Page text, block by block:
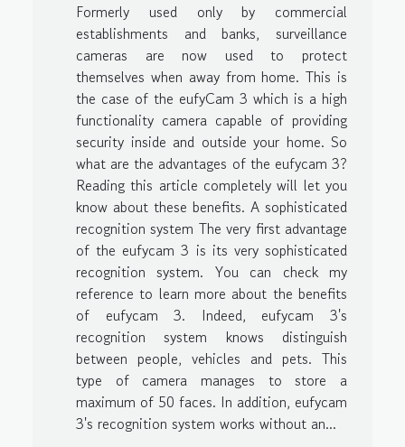
Formerly used only by commercial
establishments and banks, surveillance
cameras are now used to protect
themselves when away from home. This is
the case of the eufyCam 3 which is a high
functionality camera capable of providing
security inside and outside your home. So
what are the advantages of the eufycam 3?
Reading this article completely will let you
know about these benefits. A sophisticated
recognition system The very first advantage
of the eufycam 3 is its very sophisticated
recognition system. You can check my
reference to learn more about the benefits
of eufycam 3. Indeed, eufycam 3's
recognition system knows distinguish
between people, vehicles and pets. This
type of camera manages to store a
maximum of 50 faces. In addition, eufycam
3's recognition system works without an...